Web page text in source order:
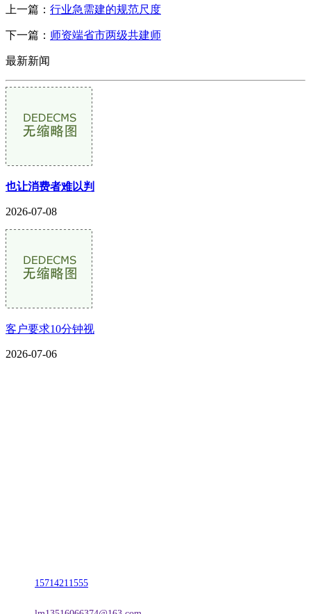
上一篇： 行业急需建的规范尺度
下一篇： 师资端省市两级共建师
最新新闻
也让消费者难以判
2026-07-08
客户要求10分钟视
2026-07-06
15714211555